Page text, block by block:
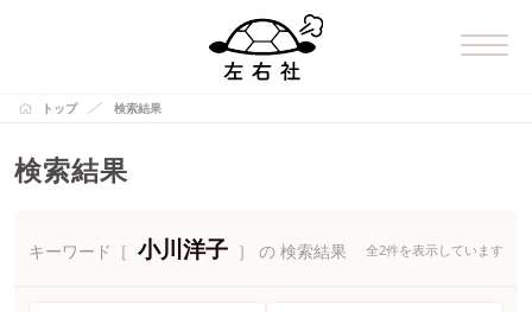
トップ 検索結果
検索結果
キーワード［ 小川洋子 ］ の 検索結果 全2件を表示しています